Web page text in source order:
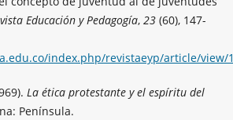
Educación y Pedagogía, 23 (60), 147-
index.php/revistaeyp/article/view/
La ética protestante y el espíritu del
Península.